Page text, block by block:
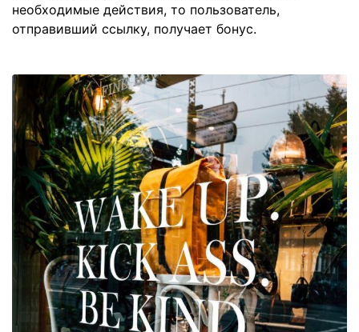
необходимые действия, то пользователь,
отправивший ссылку, получает бонус.